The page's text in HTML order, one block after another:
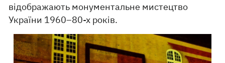
відображають монументальне мистецтво
України 1960–80-х років.